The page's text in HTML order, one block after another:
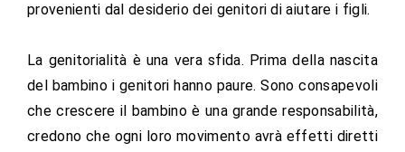
provenienti dal desiderio dei genitori di aiutare i figli.
La genitorialità è una vera sfida. Prima della nascita
del bambino i genitori hanno paure. Sono consapevoli
che crescere il bambino è una grande responsabilità,
credono che ogni loro movimento avrà effetti diretti